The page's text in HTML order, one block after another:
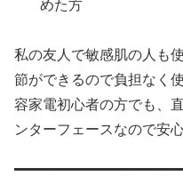
めた方
私の友人で敏感肌の人も
節ができるので負担なく
容家電初心者の方でも、
ンターフェースなので安